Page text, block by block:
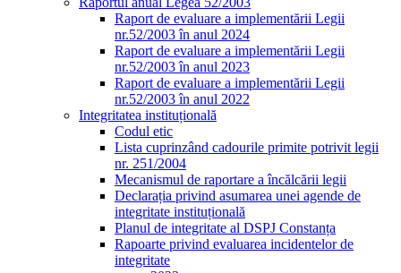
Raport de evaluare a implementării Legii
nr.52/2003 în anul 2024
Raport de evaluare a implementării Legii
nr.52/2003 în anul 2023
Raport de evaluare a implementării Legii
nr.52/2003 în anul 2022
Integritatea instituțională
Codul etic
Lista cuprinzând cadourile primite potrivit legii
nr. 251/2004
Mecanismul de raportare a încălcării legii
Declarația privind asumarea unei agende de
integritate instituțională
Planul de integritate al DSPJ Constanța
Rapoarte privind evaluarea incidentelor de
integritate